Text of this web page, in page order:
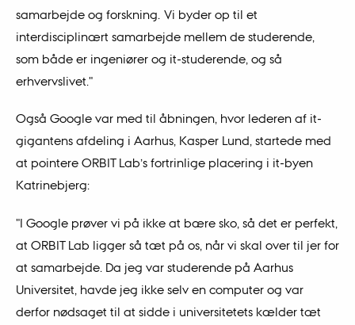
samarbejde og forskning. Vi byder op til et
interdisciplinært samarbejde mellem de studerende,
som både er ingeniører og it-studerende, og så
erhvervslivet."
Også Google var med til åbningen, hvor lederen af it-
gigantens afdeling i Aarhus, Kasper Lund, startede med
at pointere ORBIT Lab’s fortrinlige placering i it-byen
Katrinebjerg:
"I Google prøver vi på ikke at bære sko, så det er perfekt,
at ORBIT Lab ligger så tæt på os, når vi skal over til jer for
at samarbejde. Da jeg var studerende på Aarhus
Universitet, havde jeg ikke selv en computer og var
derfor nødsaget til at sidde i universitetets kælder tæt